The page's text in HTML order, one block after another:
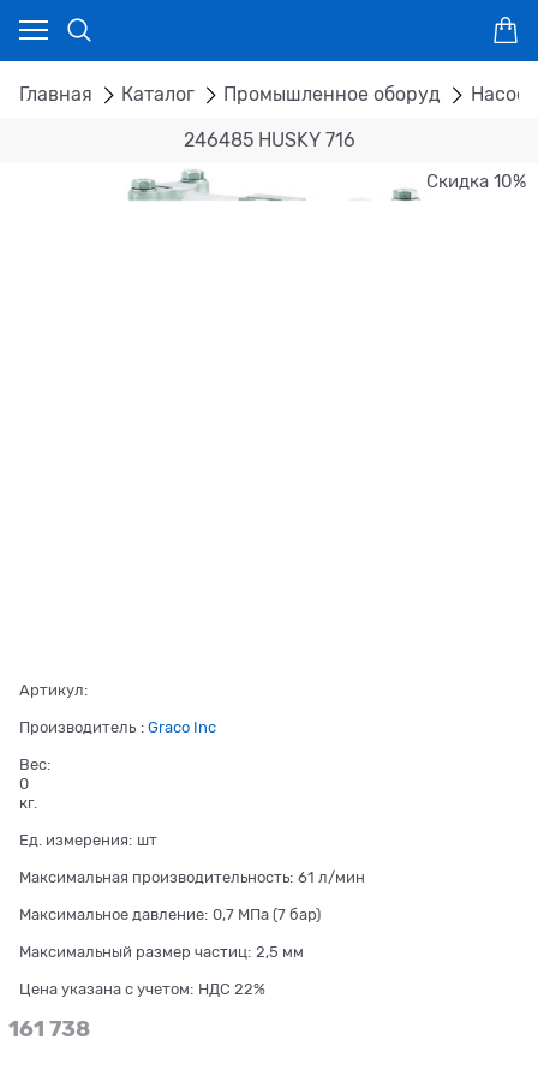
Главная Каталог Промышленное оборуд
246485 HUSKY 716
Скидка 10%
Артикул:
Производитель : Graco Inc
Вес:
0
кг.
Ед. измерения: шт
Максимальная производительность: 61 л/мин
Максимальное давление: 0,7 МПа (7 бар)
Максимальный размер частиц: 2,5 мм
Цена указана с учетом: НДС 22%
161 738